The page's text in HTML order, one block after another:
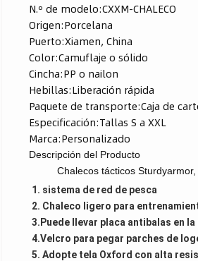
N.º de modelo:CXXM-CHALECO
Origen:Porcelana
Puerto:Xiamen, China
Color:Camuflaje o sólido
Cincha:PP o nailon
Hebillas:Liberación rápida
Paquete de transporte:Caja de
Especificación:Tallas S a XXL
Marca:Personalizado
Descripción del Producto
Chalecos tácticos
1. sistema de red de pesca
2. Chaleco ligero para
3.Puede llevar placa antibalas en
4.Velcro para pegar parches de
5. Adopte tela Oxford con alta